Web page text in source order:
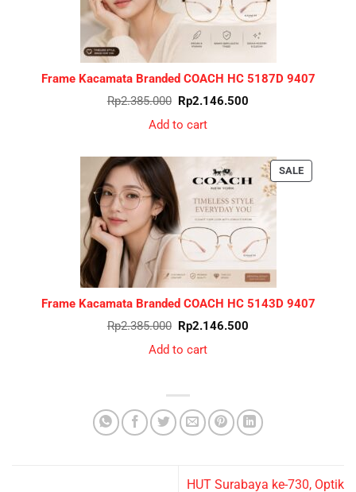
Frame Kacamata Branded COACH HC 5187D 9407
Rp2.385.000 Original
price
was:
Rp2.385.000.
Rp2.146.500
Add to cart
SALEPRODUCT
ON
Frame Kacamata Branded COACH HC 5143D 9407
Rp2.385.000 Original
price
was:
Rp2.385.000.
Rp2.146.500
Add to cart
HUT Surabaya ke-730, Optik